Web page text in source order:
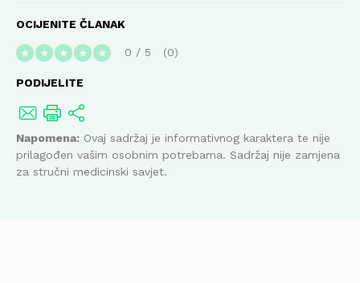
OCIJENITE ČLANAK
★ ★ ★ ★ ★ 0 / 5 0
PODIJELITE
Napomena: Ovaj sadržaj je informativnog karaktera te nije
prilagođen vašim osobnim potrebama. Sadržaj nije zamjena
za stručni medicinski savjet.